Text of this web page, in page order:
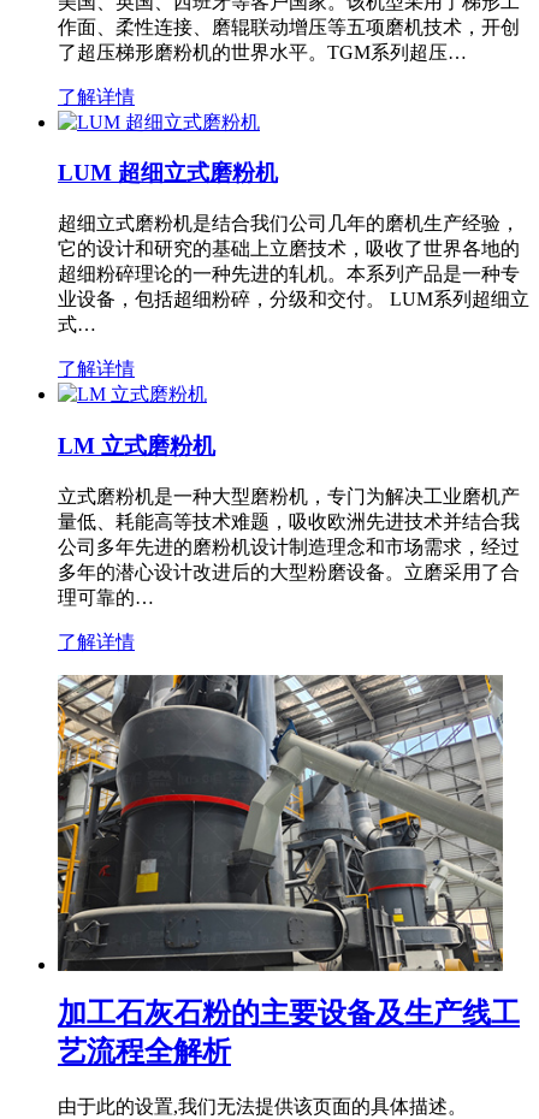
作面、柔性连接、磨辊联动增压等五项磨机技术，开创
了超压梯形磨粉机的世界水平。TGM系列超压…
了解详情
LUM 超细立式磨粉机
超细立式磨粉机是结合我们公司几年的磨机生产经验，
它的设计和研究的基础上立磨技术，吸收了世界各地的
超细粉碎理论的一种先进的轧机。本系列产品是一种专
业设备，包括超细粉碎，分级和交付。 LUM系列超细立
式…
了解详情
LM 立式磨粉机
立式磨粉机是一种大型磨粉机，专门为解决工业磨机产
量低、耗能高等技术难题，吸收欧洲先进技术并结合我
公司多年先进的磨粉机设计制造理念和市场需求，经过
多年的潜心设计改进后的大型粉磨设备。立磨采用了合
理可靠的…
了解详情
加工石灰石粉的主要设备及生产线工
艺流程全解析
由于此的设置,我们无法提供该页面的具体描述。